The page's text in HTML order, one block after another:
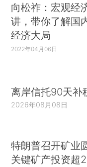
向松祚：宏观经
讲，带你了解国
经济大局
2022年04月06日
离岸信托90天补
2026年08月08日
特朗普召开矿业
关键矿产投资超